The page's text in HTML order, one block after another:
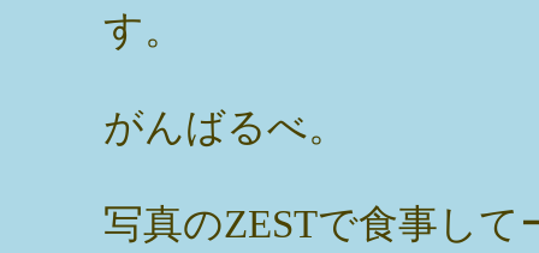
す。
がんばるべ。
写真のZESTで食事して